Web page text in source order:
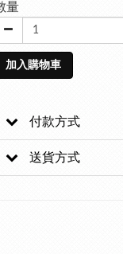
量
加入購物車
付款方式
送貨方式